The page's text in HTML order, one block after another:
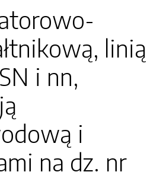
linią
i nn,
i
na dz. nr